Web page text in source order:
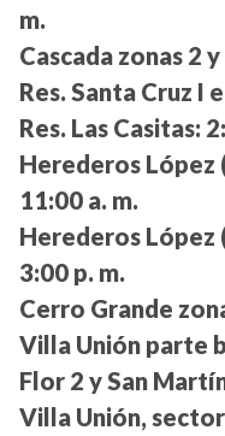
m.
Cascada zonas 2 y
Res. Santa Cruz I
Res. Las Casitas:
Herederos López
11:00 a. m.
Herederos López
3:00 p. m.
Cerro Grande
Villa Unión parte
Flor 2 y San
Villa Unión,